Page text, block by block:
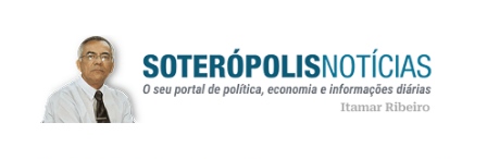
SOTERÓPOLIS NOTÍCIAS
PORTAL DE NOTÍCIAS DE SALVADOR E